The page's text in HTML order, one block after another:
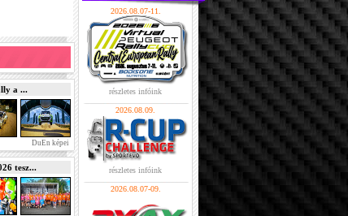
a ...
DuEn képei
tesz...
2026.08.07-11.
részletes infóink
2026.08.09.
részletes infóink
2026.08.07-09.